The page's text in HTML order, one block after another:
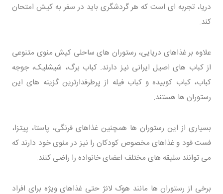
دریا، تجربه ای است که هر گردشگری باید در سفر به کیش امتحان
کند.
علاوه بر غذاهای دریایی، رستوران های ساحلی کیش منوی متنوعی
از کباب های اصیل ایرانی نیز دارند. کباب برگ، شیشلیک، جوجه
کباب، کباب کوبیده و کباب فیله از پرطرفدارترین گزینه های این
رستوران ها هستند.
بسیاری از این رستوران ها همچنین غذاهای فرنگی، پاستا، پیتزا،
فست فود و غذاهای مخصوص کودکان را نیز در منوی خود دارند که
می توانند سلیقه های مختلف اعضای خانواده را راضی کنند.
برخی از رستوران ها مانند هوک لانژ حتی غذاهای ویژه برای افراد